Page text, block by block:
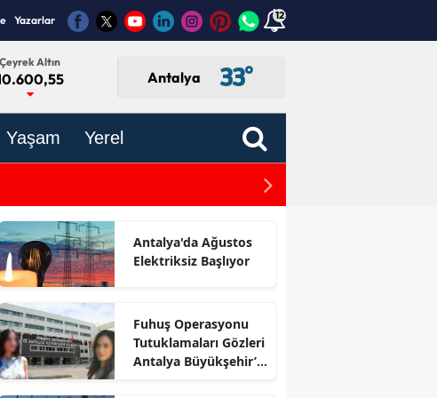
Yazarlar 12
Çeyrek Altın
Antalya 33°
Yaşam Yerel
ABD'den Türkiye
Antalya'da Ağustos
Elektriksiz Başlıyor
Fuhuş Operasyonu
Tutuklamaları Gözleri
Antalya Büyükşehir’e